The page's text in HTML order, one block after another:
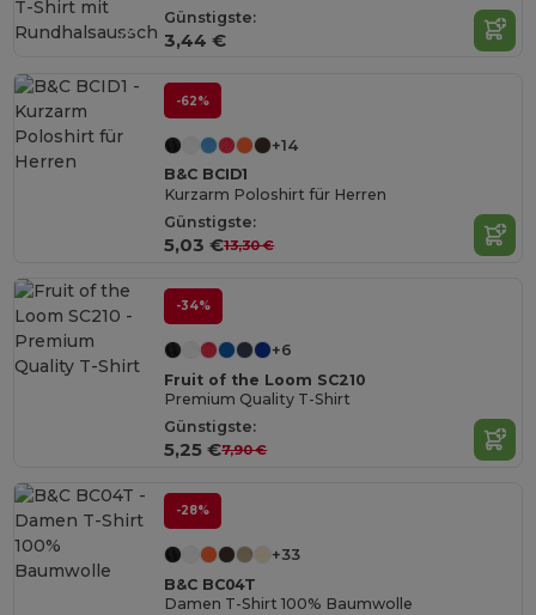
Günstigste:
3,44 €
-62%
+14
B&C BCID1
Kurzarm Poloshirt für Herren
Günstigste:
5,03 €13,30 €
-34%
+6
Fruit of the Loom SC210
Premium Quality T-Shirt
Günstigste:
5,25 €7,90 €
-28%
+33
B&C BC04T
Damen T-Shirt 100% Baumwolle